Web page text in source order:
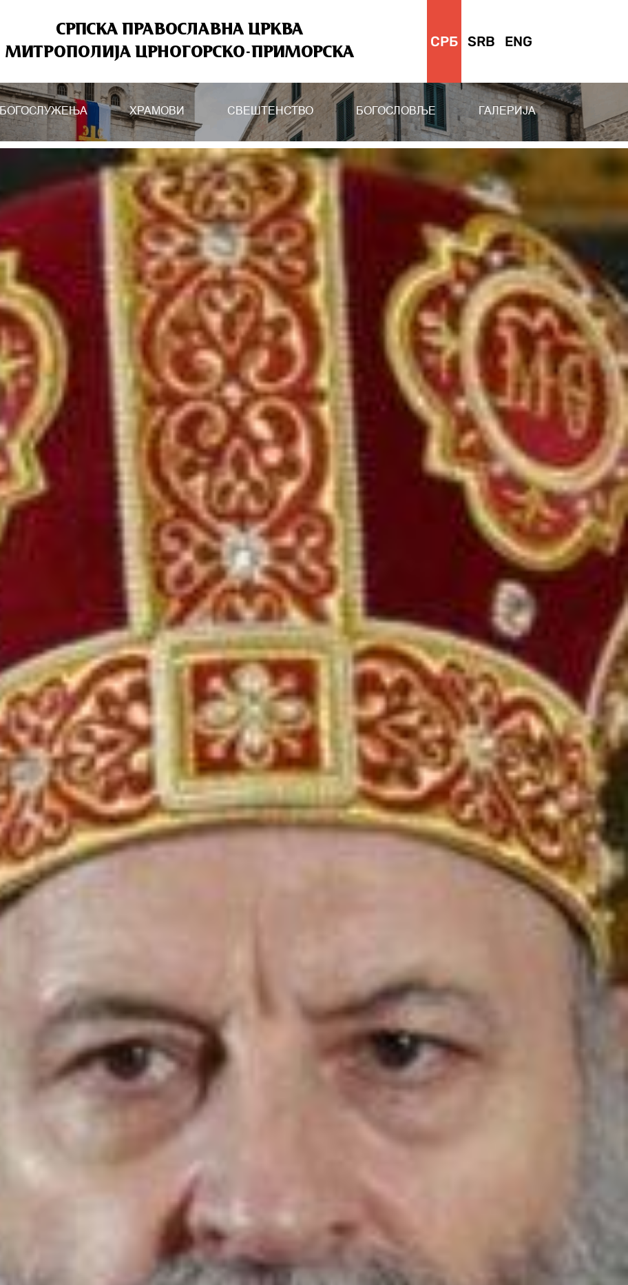
СРПСКА ПРАВОСЛАВНА ЦРКВА
МИТРОПОЛИЈА ЦРНОГОРСКО-ПРИМОРСКА
СРБ SRB ENG
БОГОСЛУЖЕЊА ХРАМОВИ СВЕШТЕНСТВО БОГОСЛОВЉЕ ГАЛЕРИЈА